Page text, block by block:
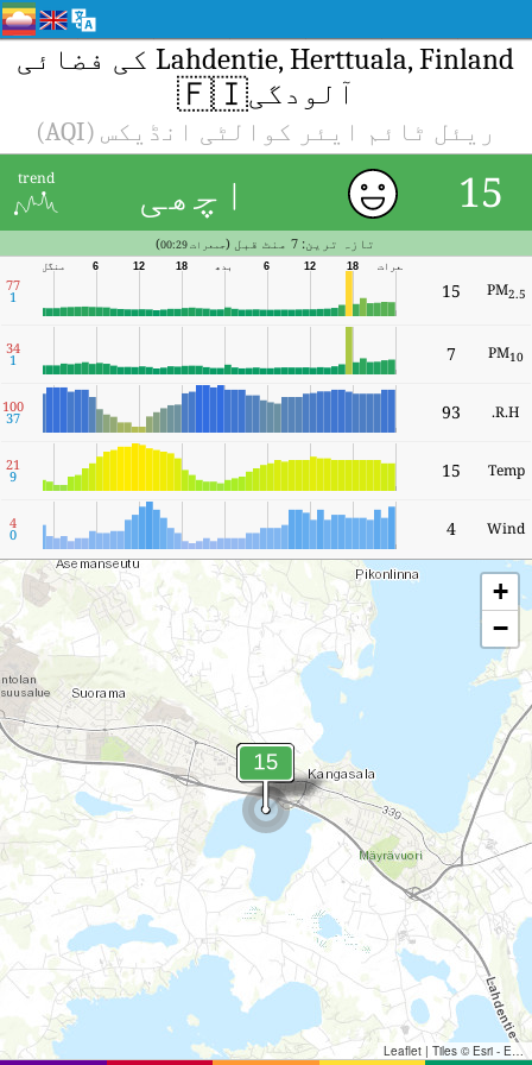
Lahdentie, Herttuala, Finland کی فضائی
آلودگی🇫🇮
ریئل ٹائم ایئر کوالٹی انڈیکس (AQI)
15 اچھی trend
تازہ ترین: 7 منٹ قبل ( جمعرات 00:29 )
PM2.5
15
جمعرات 18
12 بدھ 18
12 منگل
77
1
PM10
7
34
1
R.H.
93
100
37
Temp
15
21
9
Wind
4
4
0
+
−
Leaflet |Tiles © Esri - Esri, DeLorme, NAVTEQ, TomTom, Intermap, iPC, USGS, FAO, NPS, NRCAN, GeoBase, Kadaster NL, Ordnance Survey, Esri Japan, METI, Esri China (Hong Kong), and the GIS User Community